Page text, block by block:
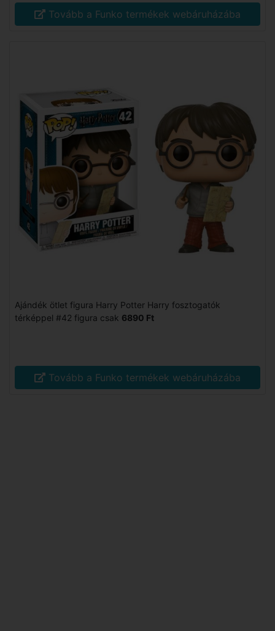
Tovább a Funko termékek webáruházába
Ajándék ötlet figura Harry Potter Harry fosztogatók
térképpel #42 figura csak 6890 Ft
Tovább a Funko termékek webáruházába